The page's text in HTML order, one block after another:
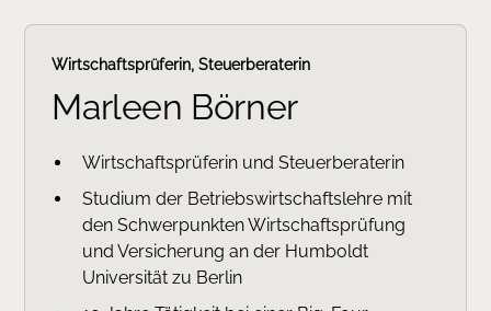
Wirtschaftsprüferin, Steuerberaterin
Marleen Börner
Wirtschaftsprüferin und Steuerberaterin
Studium der Betriebswirtschaftslehre mit
den Schwerpunkten Wirtschaftsprüfung
und Versicherung an der Humboldt
Universität zu Berlin